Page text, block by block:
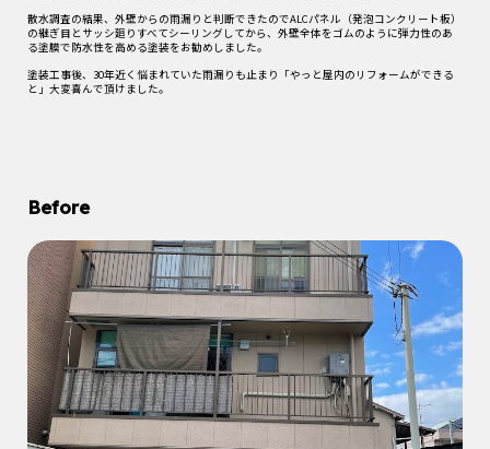
散水調査の結果、外壁からの雨漏りと判断できたのでALCパネル（発泡コンクリート板）
の継ぎ目とサッシ廻りすべてシーリングしてから、外壁全体をゴムのように弾力性のあ
る塗膜で防水性を高める塗装をお勧めしました。
塗装工事後、30年近く悩まれていた雨漏りも止まり「やっと屋内のリフォームができる
と」大変喜んで頂けました。
Before